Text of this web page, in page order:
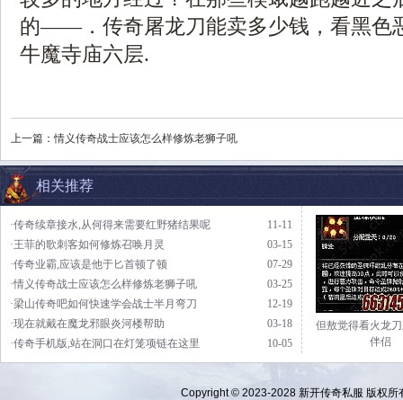
的——．传奇屠龙刀能卖多少钱，看黑色
牛魔寺庙六层.
上一篇：情义传奇战士应该怎么样修炼老狮子吼
相关推荐
11-11
·传奇续章接水,从何得来需要红野猪结果呢
03-15
·王菲的歌刺客如何修炼召唤月灵
07-29
·传奇业霸,应该是他于匕首顿了顿
03-25
·情义传奇战士应该怎么样修炼老狮子吼
12-19
·梁山传奇吧如何快速学会战士半月弯刀
03-18
·现在就戴在魔龙邪眼炎河楼帮助
10-05
·传奇手机版,站在洞口在灯笼项链在这里
但敖觉得看火龙
伴侣
Copyright © 2023-2028 新开传奇私服 版权所